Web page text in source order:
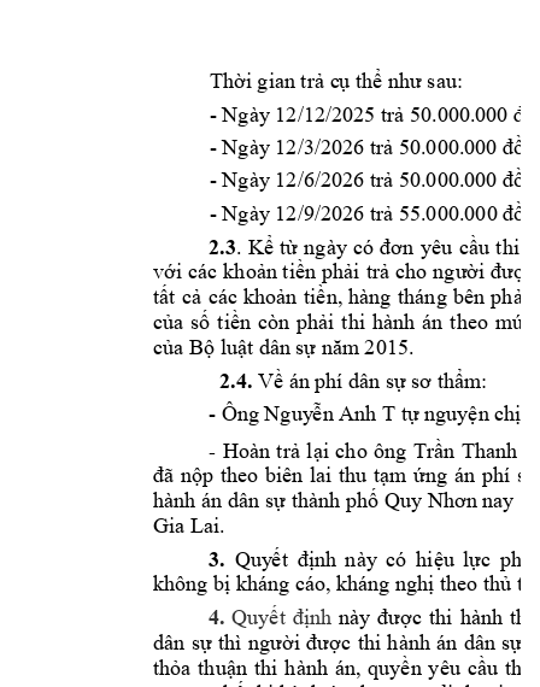
Thời gian trả cụ thể như sau:
- Ngày 12/12/2025 trả 50.000.000
- Ngày 12/3/2026 trả 50.000.000
- Ngày 12/6/2026 trả 50.000.000
- Ngày 12/9/2026 trả 55.000.000
2.3. Kể từ ngày có đơn yêu cầu thi
với các khoản tiền phải trả cho người được
tất cả các khoản tiền, hàng tháng bên phải
của số tiền còn phải thi hành án theo mức
của Bộ luật dân sự năm 2015.
2.4. Về án phí dân sự sơ thẩm:
- Ông Nguyễn Anh T tự nguyện chịu
Hoàn trả lại cho ông Trần Thanh
đã nộp theo biên lai thu tạm ứng án phí
hành án dân sự thành phố Quy Nhơn nay
Gia Lai.
3. Quyết định này có hiệu lực
không bị kháng cáo, kháng nghị theo thủ
4. Quyết định này được thi hành
dân sự thì người được thi hành án dân sự,
thỏa thuận thi hành án, quyền yêu cầu thi